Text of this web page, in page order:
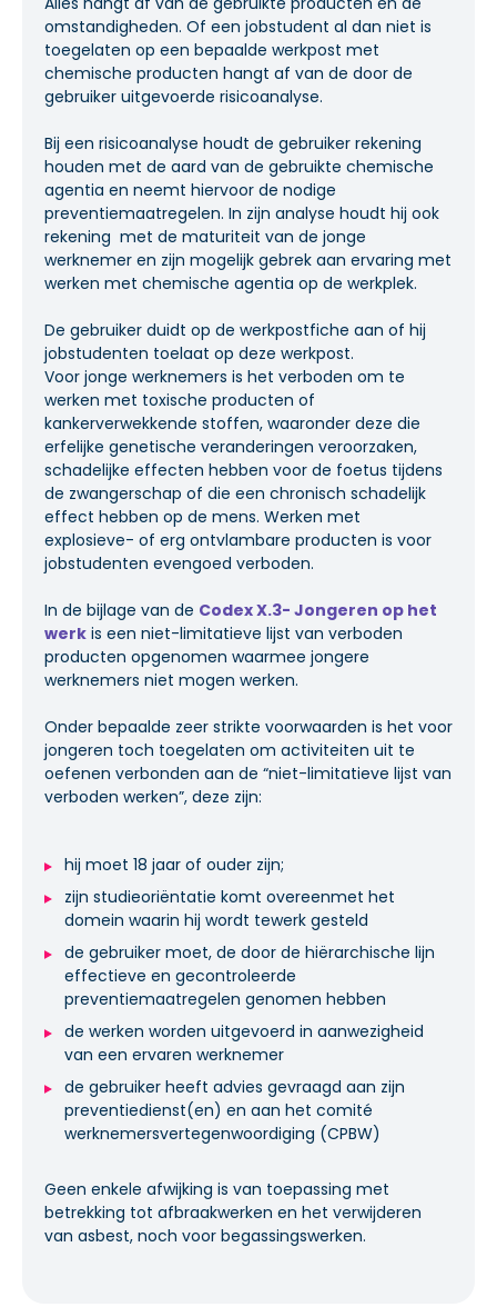
omstandigheden. Of een jobstudent al dan niet is
toegelaten op een bepaalde werkpost met
chemische producten hangt af van de door de
gebruiker uitgevoerde risicoanalyse.
Bij een risicoanalyse houdt de gebruiker rekening
houden met de aard van de gebruikte chemische
agentia en neemt hiervoor de nodige
preventiemaatregelen. In zijn analyse houdt hij ook
rekening met de maturiteit van de jonge
werknemer en zijn mogelijk gebrek aan ervaring met
werken met chemische agentia op de werkplek.
De gebruiker duidt op de werkpostfiche aan of hij
jobstudenten toelaat op deze werkpost.
Voor jonge werknemers is het verboden om te
werken met toxische producten of
kankerverwekkende stoffen, waaronder deze die
erfelijke genetische veranderingen veroorzaken,
schadelijke effecten hebben voor de foetus tijdens
de zwangerschap of die een chronisch schadelijk
effect hebben op de mens. Werken met
explosieve- of erg ontvlambare producten is voor
jobstudenten evengoed verboden.
In de bijlage van de Codex X.3- Jongeren op het
werk is een niet-limitatieve lijst van verboden
producten opgenomen waarmee jongere
werknemers niet mogen werken.
Onder bepaalde zeer strikte voorwaarden is het voor
jongeren toch toegelaten om activiteiten uit te
oefenen verbonden aan de “niet-limitatieve lijst van
verboden werken”, deze zijn:
hij moet 18 jaar of ouder zijn;
zijn studieoriëntatie komt overeenmet het
domein waarin hij wordt tewerk gesteld
de gebruiker moet, de door de hiërarchische lijn
effectieve en gecontroleerde
preventiemaatregelen genomen hebben
de werken worden uitgevoerd in aanwezigheid
van een ervaren werknemer
de gebruiker heeft advies gevraagd aan zijn
preventiedienst(en) en aan het comité
werknemersvertegenwoordiging (CPBW)
Geen enkele afwijking is van toepassing met
betrekking tot afbraakwerken en het verwijderen
van asbest, noch voor begassingswerken.